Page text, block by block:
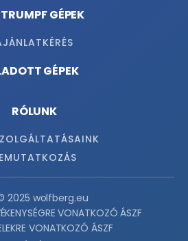
GÉPEK
GÉPEK
RÓLUNK
2025 wolfberg.eu
VONATKOZÓ ÁSZF
VONATKOZÓ ÁSZF